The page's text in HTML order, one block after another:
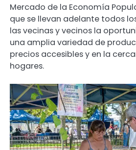
Mercado de la Economía
que se llevan adelante todos
las vecinas y vecinos la
una amplia variedad de
precios accesibles y en la
hogares.